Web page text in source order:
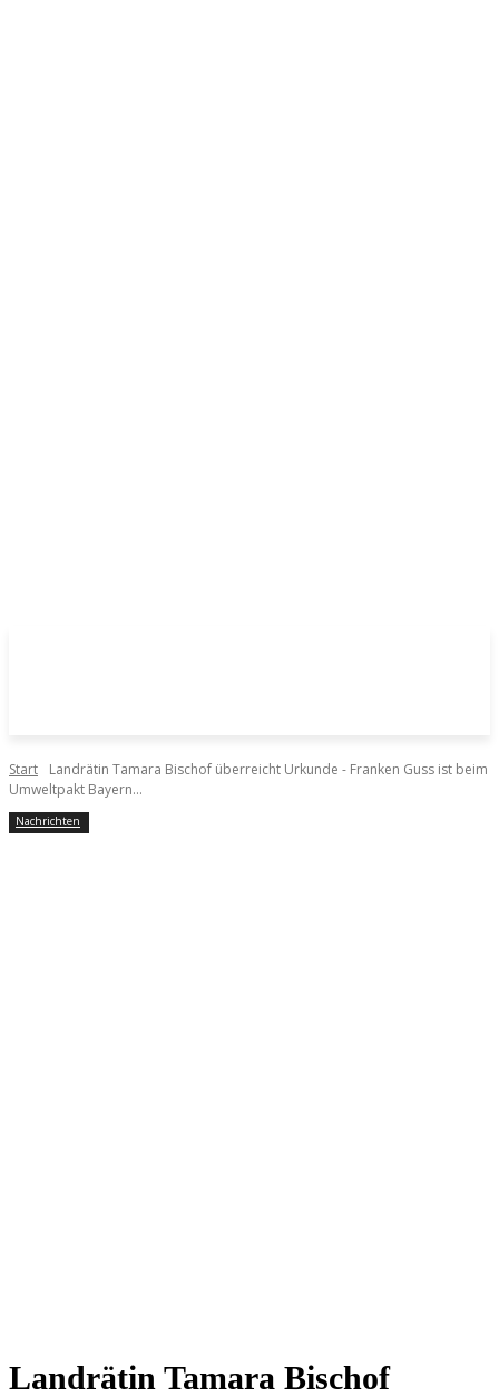
Start
Landrätin Tamara Bischof überreicht Urkunde - Franken Guss ist beim
Umweltpakt Bayern...
Nachrichten
Landrätin Tamara Bischof